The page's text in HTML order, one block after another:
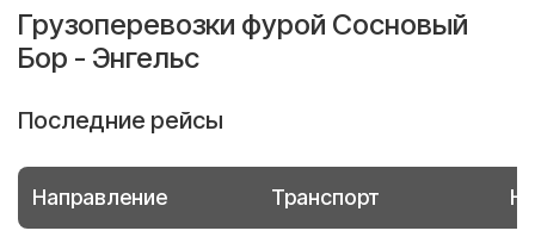
Грузоперевозки фурой Сосновый
Бор - Энгельс
Последние рейсы
Направление Транспорт